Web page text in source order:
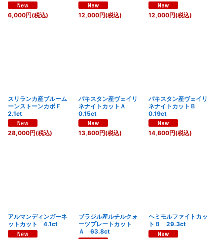
6,000円(税込) 12,000円(税込) 12,000円(税込)
スリランカ産ブルーム
ーンストーンカボＦ
2.1ct
28,000円(税込)
パキスタン産ヴェイリ
ネナイトカットＡ
0.15ct
13,800円(税込)
パキスタン産ヴェイリ
ネナイトカットＢ
0.19ct
14,800円(税込)
アルマンディンガーネ
ットカット 4.1ct
ブラジル産ルチルクォ
ーツプレートカット
Ａ 63.8ct
ヘミモルファイトカッ
トＢ 29.3ct